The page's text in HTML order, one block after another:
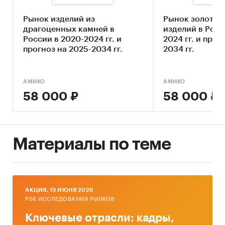
ежегодно) из-за роста мировых цен на
драгметаллы, фискальной нагрузки и
логистических издержек
усиление позиций крупных игроков на
поставок сырья и материалов, уязвимость к
санкциям и сбоям в цепочках поставок
потребителей благодаря маркетинговым
стратегиям и расширению ассортимента
стиля и подарки, с другой –
сохранения капитала
Рынок изделий из
драгоценных камней в
России в 2020-2024 гг. и
прогноз на 2025-2034 гг.
АМИКО
58 000 ₽
Рынок
изделий в
2024 гг. и
2034 гг.
АМИКО
58 000 ₽
Материалы по теме
AКЦИЯ, 19 ИЮНЯ 2026
РБК ИССЛЕДОВАНИЯ РЫНКОВ
Ключевые отрасли: кадры,